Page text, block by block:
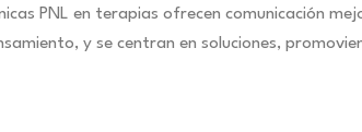
PNL en terapias ofrecen comunicación
y se centran en soluciones,